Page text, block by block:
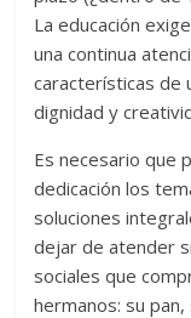
La educación
una continua
características de
dignidad y
Es necesario que
dedicación los
soluciones
dejar de atender
sociales que
hermanos: su